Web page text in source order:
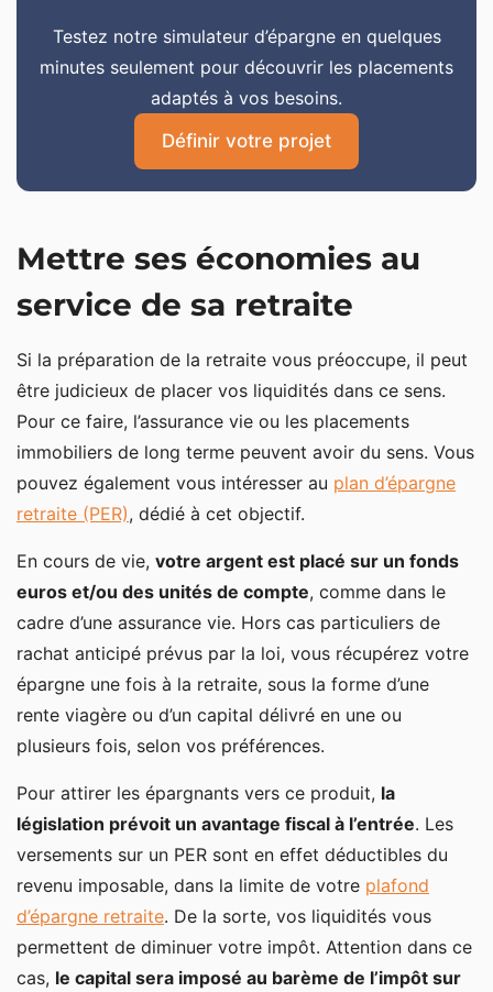
Testez notre simulateur d’épargne en quelques
minutes seulement pour découvrir les placements
adaptés à vos besoins.
Définir votre projet
Mettre ses économies au
service de sa retraite
Si la préparation de la retraite vous préoccupe, il peut
être judicieux de placer vos liquidités dans ce sens.
Pour ce faire, l’assurance vie ou les placements
immobiliers de long terme peuvent avoir du sens. Vous
pouvez également vous intéresser au plan d’épargne
retraite (PER), dédié à cet objectif.
En cours de vie, votre argent est placé sur un fonds
euros et/ou des unités de compte, comme dans le
cadre d’une assurance vie. Hors cas particuliers de
rachat anticipé prévus par la loi, vous récupérez votre
épargne une fois à la retraite, sous la forme d’une
rente viagère ou d’un capital délivré en une ou
plusieurs fois, selon vos préférences.
Pour attirer les épargnants vers ce produit, la
législation prévoit un avantage fiscal à l’entrée. Les
versements sur un PER sont en effet déductibles du
revenu imposable, dans la limite de votre plafond
d’épargne retraite. De la sorte, vos liquidités vous
permettent de diminuer votre impôt. Attention dans ce
cas, le capital sera imposé au barème de l’impôt sur